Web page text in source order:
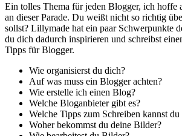
Ein tolles Thema für jeden Blogger, ich hoffe
an dieser Parade. Du weißt nicht so richtig
sollst? Lillymade hat ein paar Schwerpunkte
du dich dadurch inspirieren und schreibst
Tipps für Blogger.
Wie organisierst du dich?
Auf was muss ein Blogger achten?
Wie erstelle ich einen Blog?
Welche Bloganbieter gibt es?
Welche Tipps zum Schreiben kannst du
Woher bekommst du deine Bilder?